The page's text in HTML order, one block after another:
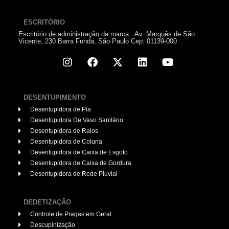
ESCRITÓRIO
Escritório de administração da marca.: Av. Marquês de São
Vicente, 230 Barra Funda, São Paulo Cep: 01139-000
DESENTUPIMENTO
Desentupidora de Pia
Desentupidora De Vaso Sanitário
Desentupidora de Ralos
Desentupidora de Coluna
Desentupidora de Caixa de Esgoto
Desentupidora de Caixa de Gordura
Desentupidora de Rede Pluvial
DEDETIZAÇÃO
Controle de Pragas em Geral
Descupinização